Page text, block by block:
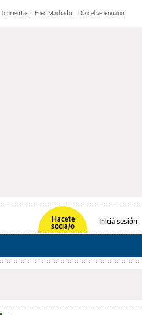
Tormentas Fred Machado Día del veterinario
Hacete
socia/o
Iniciá sesión